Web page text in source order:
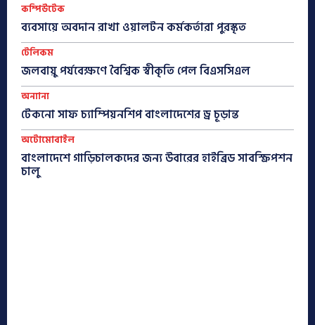
কম্পিউটেক
ব্যবসায়ে অবদান রাখা ওয়ালটন কর্মকর্তারা পুরস্কৃত
টেলিকম
জলবায়ু পর্যবেক্ষণে বৈশ্বিক স্বীকৃতি পেল বিএসসিএল
অন্যান্য
টেকনো সাফ চ্যাম্পিয়নশিপ বাংলাদেশের ড্র চূড়ান্ত
অটোমোবাইল
বাংলাদেশে গাড়িচালকদের জন্য উবারের হাইব্রিড সাবস্ক্রিপশন
চালু